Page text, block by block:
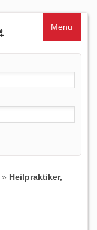
Menu
» Heilpraktiker,